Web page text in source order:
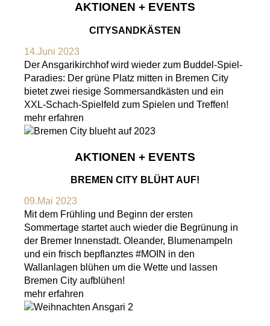
AKTIONEN + EVENTS
CITYSANDKÄSTEN
14.Juni 2023
Der Ansgarikirchhof wird wieder zum Buddel-Spiel-
Paradies: Der grüne Platz mitten in Bremen City
bietet zwei riesige Sommersandkästen und ein
XXL-Schach-Spielfeld zum Spielen und Treffen!
mehr erfahren
AKTIONEN + EVENTS
BREMEN CITY BLÜHT AUF!
09.Mai 2023
Mit dem Frühling und Beginn der ersten
Sommertage startet auch wieder die Begrünung in
der Bremer Innenstadt. Oleander, Blumenampeln
und ein frisch bepflanztes #MOIN in den
Wallanlagen blühen um die Wette und lassen
Bremen City aufblühen!
mehr erfahren